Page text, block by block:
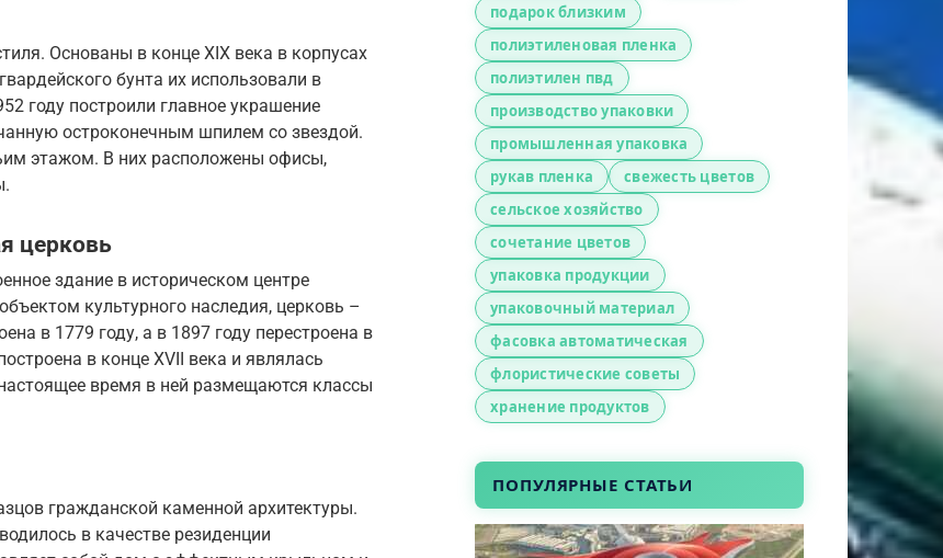
Основаны в конце XIX века в корпусах
бунта их использовали в
году построили главное украшение
остроконечным шпилем со звездой.
этажом. В них расположены офисы,
церковь
здание в историческом центре
культурного наследия, церковь –
в 1779 году, а в 1897 году перестроена в
в конце XVII века и являлась
время в ней размещаются классы
гражданской каменной архитектуры.
в качестве резиденции
подарок близким
полиэтиленовая пленка
полиэтилен пвд
производство упаковки
промышленная упаковка
рукав пленка
свежесть цветов
сельское хозяйство
сочетание цветов
упаковка продукции
упаковочный материал
фасовка автоматическая
флористические советы
хранение продуктов
ПОПУЛЯРНЫЕ СТАТЬИ